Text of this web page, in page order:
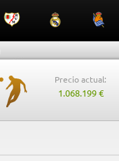
Precio actual:
1.068.199 €